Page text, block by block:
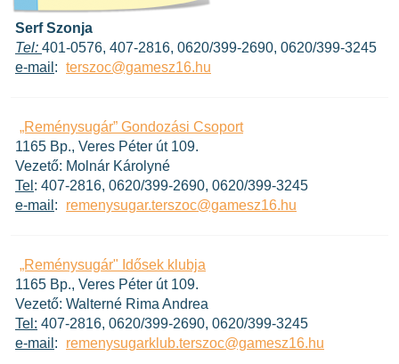
Serf Szonja
Tel: 401-0576, 407-2816, 0620/399-2690, 0620/399-3245
e-mail : terszoc@gamesz16.hu
„Reménysugár” Gondozási Csoport
1165 Bp., Veres Péter út 109.
Vezető: Molnár Károlyné
Tel : 407-2816, 0620/399-2690, 0620/399-3245
e-mail : remenysugar.terszoc@gamesz16.hu
„Reménysugár" Idősek klubja
1165 Bp., Veres Péter út 109.
Vezető: Walterné Rima Andrea
Tel: 407-2816, 0620/399-2690, 0620/399-3245
e-mail : remenysugarklub.terszoc@gamesz16.hu